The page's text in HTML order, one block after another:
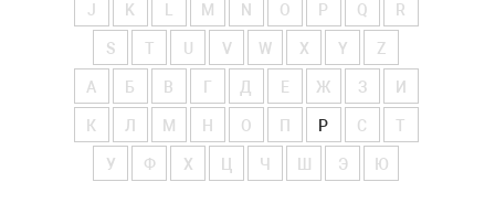
J K M N O P Q R
S T V W X Y Z
А Б В Г Д Е Ж З И
К Л М Н О П Р С Т
У Ф Х Ч Э Ю